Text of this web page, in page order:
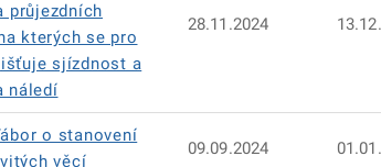
průjezdních
kterých se pro
sjízdnost a
náledí
28.11.2024
o stanovení
věcí
09.09.2024